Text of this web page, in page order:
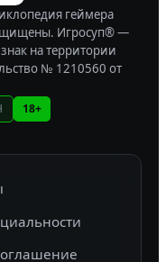
геймера
Игросуп® —
на территории
№ 1210560 от
18+